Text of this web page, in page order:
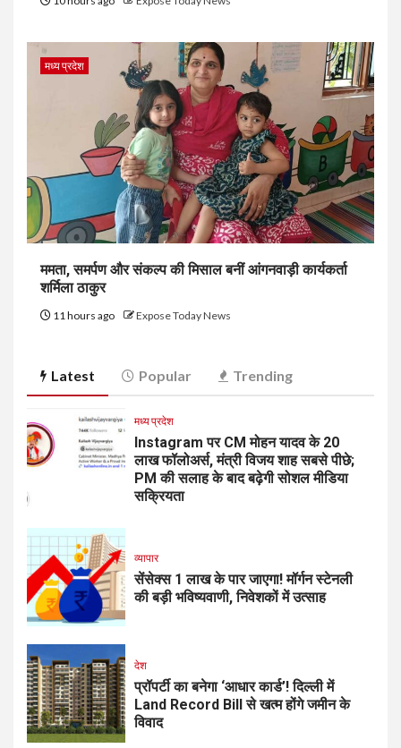
मध्य प्रदेश
ममता, समर्पण और संकल्प की मिसाल बनीं आंगनवाड़ी कार्यकर्ता
शर्मिला ठाकुर
11 hours ago Expose Today News
Latest Popular Trending
मध्य प्रदेश
Instagram पर CM मोहन यादव के 20
लाख फॉलोअर्स, मंत्री विजय शाह सबसे पीछे;
PM की सलाह के बाद बढ़ेगी सोशल मीडिया
सक्रियता
व्यापार
सेंसेक्स 1 लाख के पार जाएगा! मॉर्गन स्टेनली
की बड़ी भविष्यवाणी, निवेशकों में उत्साह
देश
प्रॉपर्टी का बनेगा ‘आधार कार्ड’! दिल्ली में
Land Record Bill से खत्म होंगे जमीन के
विवाद